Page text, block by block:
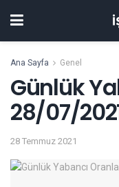
Ana Sayfa Genel
Günlük
28/07/
28 Temmuz 2021